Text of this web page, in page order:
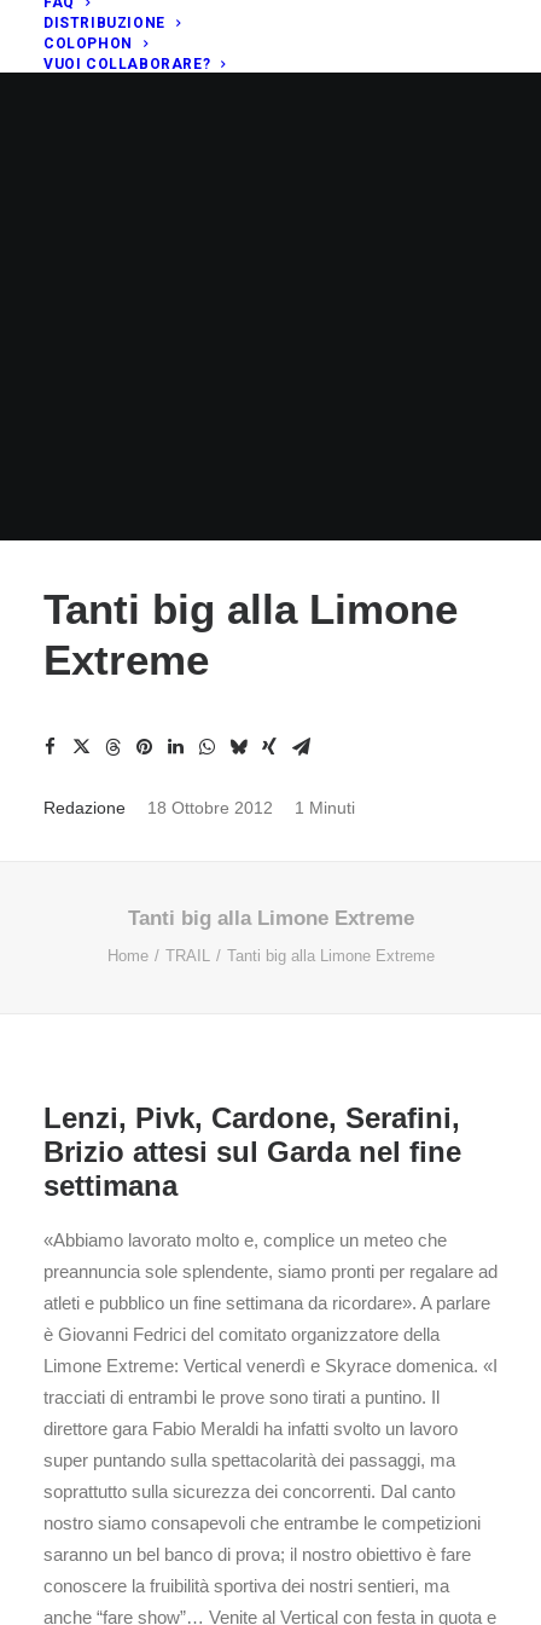
DISTRIBUZIONE
COLOPHON
VUOI COLLABORARE?
Tanti big alla Limone
Extreme
Redazione 18 Ottobre 2012 1 Minuti
Tanti big alla Limone Extreme
Home TRAIL Tanti big alla Limone Extreme
Lenzi, Pivk, Cardone, Serafini,
Brizio attesi sul Garda nel fine
settimana
«Abbiamo lavorato molto e, complice un meteo che
preannuncia sole splendente, siamo pronti per regalare ad
atleti e pubblico un fine settimana da ricordare». A parlare
è Giovanni Fedrici del comitato organizzatore della
Limone Extreme: Vertical venerdì e Skyrace domenica. «I
tracciati di entrambi le prove sono tirati a puntino. Il
direttore gara Fabio Meraldi ha infatti svolto un lavoro
super puntando sulla spettacolarità dei passaggi, ma
soprattutto sulla sicurezza dei concorrenti. Dal canto
nostro siamo consapevoli che entrambe le competizioni
saranno un bel banco di prova; il nostro obiettivo è fare
conoscere la fruibilità sportiva dei nostri sentieri, ma
anche “fare show”… Venite al Vertical con festa in quota e